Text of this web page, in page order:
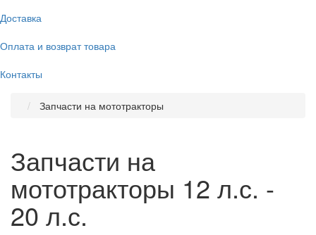
Доставка
Оплата и возврат товара
Контакты
Запчасти на мототракторы
Запчасти на
мототракторы 12 л.с. -
20 л.с.